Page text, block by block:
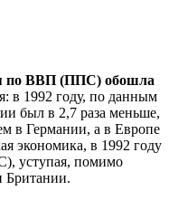
по ВВП (ППС) обошла
в 1992 году, по данным
был в 2,7 раза меньше,
в Германии, а в Европе
экономика, в 1992 году
уступая, помимо
Британии.